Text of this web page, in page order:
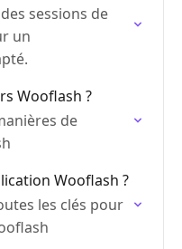
sessions de
un
Wooflash ?
de
Wooflash ?
les clés pour